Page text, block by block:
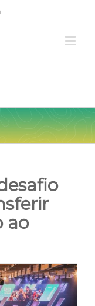
ao